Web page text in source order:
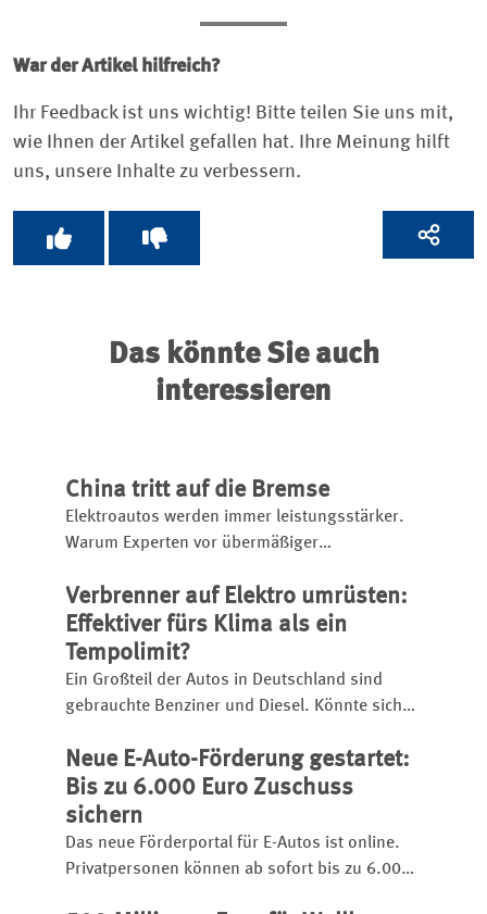
War der Artikel hilfreich?
Ihr Feedback ist uns wichtig! Bitte teilen Sie uns mit,
wie Ihnen der Artikel gefallen hat. Ihre Meinung hilft
uns, unsere Inhalte zu verbessern.
Das könnte Sie auch
interessieren
China tritt auf die Bremse
Elektroautos werden immer leistungsstärker.
Warum Experten vor übermäßiger
Leistung und Stromverbrauch begrenzen will.
Verbrenner auf Elektro umrüsten:
Effektiver fürs Klima als ein
Tempolimit?
Ein Großteil der Autos in Deutschland sind
gebrauchte Benziner und Diesel. Könnte sich
neue Studie zeigt: Der ökologische Effekt wäre
enorm.
Neue E-Auto-Förderung gestartet:
Bis zu 6.000 Euro Zuschuss
sichern
Das neue Förderportal für E-Autos ist online.
Privatpersonen können ab sofort bis zu 6.000